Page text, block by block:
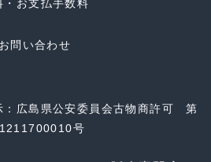
・お支払手数料
お問い合わせ
：広島県公安委員会古物商許可 第
号